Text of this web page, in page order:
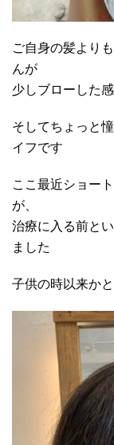
ご自身の髪より
んが
少しブローした
そしてちょっと
イフです
ここ最近ショー
が、
治療に入る前と
ました
子供の時以来か